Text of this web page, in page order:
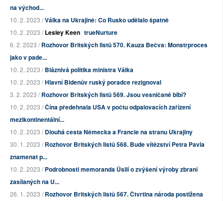
na východ...
10. 2. 2023 /Válka na Ukrajině: Co Rusko udělalo špatně
10. 2. 2023 /Lesley Keen trueNurture
6. 2. 2023 /Rozhovor Britských listů 570. Kauza Bečva: Monstrproces
jako v pade...
10. 2. 2023 /Bláznivá politika ministra Válka
10. 2. 2023 /Hlavní Bidenův ruský poradce rezignoval
3. 2. 2023 /Rozhovor Britských listů 569. Jsou vesničané blbí?
10. 2. 2023 /Čína předehnala USA v počtu odpalovacích zařízení
mezikontinentální...
10. 2. 2023 /Dlouhá cesta Německa a Francie na stranu Ukrajiny
30. 1. 2023 /Rozhovor Britských listů 568. Bude vítězství Petra Pavla
znamenat p...
10. 2. 2023 /Podrobnosti memoranda Úsilí o zvýšení výroby zbraní
zasílaných na U...
26. 1. 2023 /Rozhovor Britských listů 567. Čtvrtina národa postižena